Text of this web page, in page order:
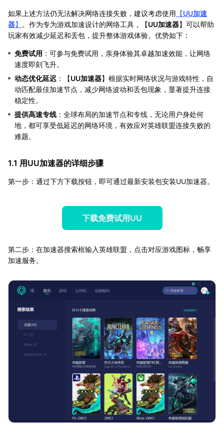
如果上述方法仍无法解决网络连接失败，建议考虑使用 【UU加速
器】 。作为专为游戏加速设计的网络工具，【UU加速器】可以帮助
玩家有效减少延迟和丢包，提升整体游戏体验。优势如下：
免费试用 ：可参与免费试用，亲身体验其卓越加速效能，让网络
速度即刻飞升。
动态优化延迟 ：【UU加速器】根据实时网络状况与游戏特性，自
动匹配最佳加速节点，减少网络波动和丢包现象，显著提升连接
稳定性。
提供高速专线 ：全球布局的加速节点和专线，无论用户身处何
地，都可享受低延迟的网络环境，有效应对英雄联盟连接失败的
难题。
1.1 用UU加速器的详细步骤
第一步：通过下方下载按钮，即可通过最新安装包安装UU加速器。
下载免费试用UU
第二步：在加速器搜索框输入英雄联盟，点击对应游戏图标，畅享
加速服务。